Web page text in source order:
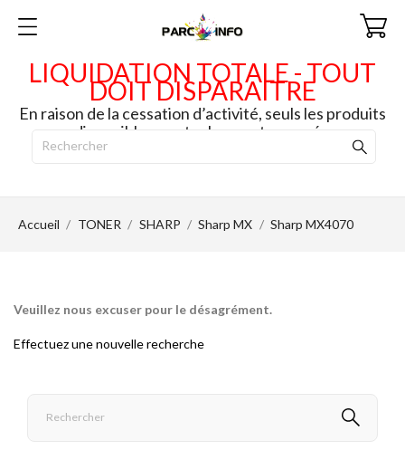
LIQUIDATION TOTALE - TOUT
DOIT DISPARAITRE
En raison de la cessation d’activité, seuls les produits
disponibles en stock seront envoyés.
Accueil TONER SHARP Sharp MX Sharp MX4070
Veuillez nous excuser pour le désagrément.
Effectuez une nouvelle recherche